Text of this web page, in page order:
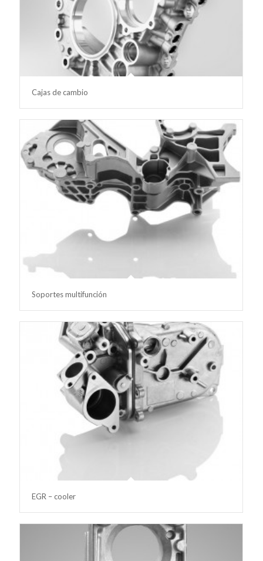
Cajas de cambio
Soportes multifunción
EGR – cooler